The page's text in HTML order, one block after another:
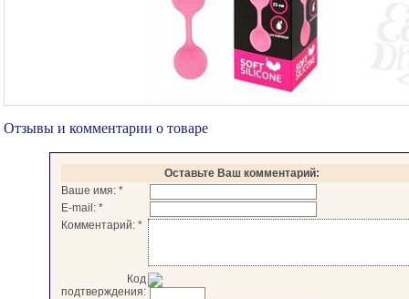
Отзывы и комментарии о товаре
Оставьте Ваш комментарий:
Ваше имя: *
E-mail: *
Комментарий: *
Код
подтверждения: